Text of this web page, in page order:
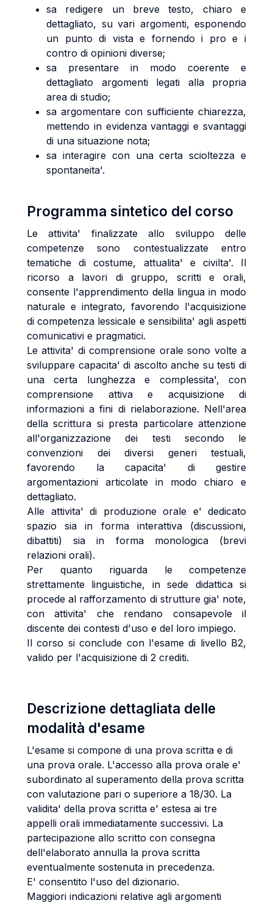
sa redigere un breve testo, chiaro e
dettagliato, su vari argomenti, esponendo
un punto di vista e fornendo i pro e i
contro di opinioni diverse;
sa presentare in modo coerente e
dettagliato argomenti legati alla propria
area di studio;
sa argomentare con sufficiente chiarezza,
mettendo in evidenza vantaggi e svantaggi
di una situazione nota;
sa interagire con una certa scioltezza e
spontaneita'.
Programma sintetico del corso
Le attivita' finalizzate allo sviluppo delle
competenze sono contestualizzate entro
tematiche di costume, attualita' e civilta'. Il
ricorso a lavori di gruppo, scritti e orali,
consente l'apprendimento della lingua in modo
naturale e integrato, favorendo l'acquisizione
di competenza lessicale e sensibilita' agli aspetti
comunicativi e pragmatici.
Le attivita' di comprensione orale sono volte a
sviluppare capacita' di ascolto anche su testi di
una certa lunghezza e complessita', con
comprensione attiva e acquisizione di
informazioni a fini di rielaborazione. Nell'area
della scrittura si presta particolare attenzione
all'organizzazione dei testi secondo le
convenzioni dei diversi generi testuali,
favorendo la capacita' di gestire
argomentazioni articolate in modo chiaro e
dettagliato.
Alle attivita' di produzione orale e' dedicato
spazio sia in forma interattiva (discussioni,
dibattiti) sia in forma monologica (brevi
relazioni orali).
Per quanto riguarda le competenze
strettamente linguistiche, in sede didattica si
procede al rafforzamento di strutture gia' note,
con attivita' che rendano consapevole il
discente dei contesti d'uso e del loro impiego.
Il corso si conclude con l'esame di livello B2,
valido per l'acquisizione di 2 crediti.
Descrizione dettagliata delle
modalità d'esame
L'esame si compone di una prova scritta e di
una prova orale. L'accesso alla prova orale e'
subordinato al superamento della prova scritta
con valutazione pari o superiore a 18/30. La
validita' della prova scritta e' estesa ai tre
appelli orali immediatamente successivi. La
partecipazione allo scritto con consegna
dell'elaborato annulla la prova scritta
eventualmente sostenuta in precedenza.
E' consentito l'uso del dizionario.
Maggiori indicazioni relative agli argomenti